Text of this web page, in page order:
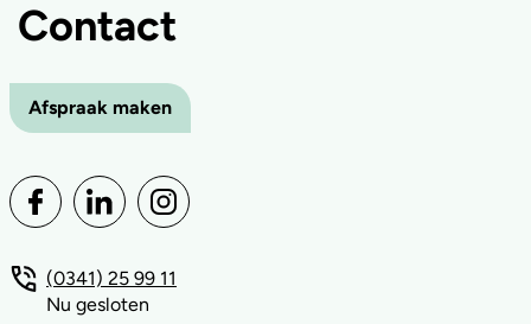
Contact
Afspraak maken
(0341) 25 99 11
Nu gesloten